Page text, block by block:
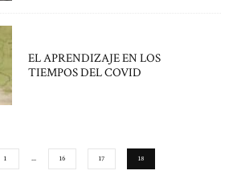
EL APRENDIZAJE EN LOS
TIEMPOS DEL COVID
1 … 16 17 18